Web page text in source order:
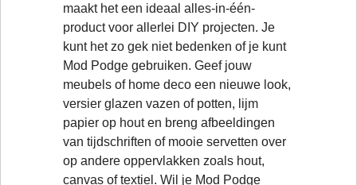
maakt het een ideaal alles-in-één-
product voor allerlei DIY projecten. Je
kunt het zo gek niet bedenken of je kunt
Mod Podge gebruiken. Geef jouw
meubels of home deco een nieuwe look,
versier glazen vazen of potten, lijm
papier op hout en breng afbeeldingen
van tijdschriften of mooie servetten over
op andere oppervlakken zoals hout,
canvas of textiel. Wil je Mod Podge